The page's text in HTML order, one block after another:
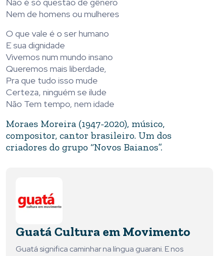
Não é só questão de gênero
Nem de homens ou mulheres
O que vale é o ser humano
E sua dignidade
Vivemos num mundo insano
Queremos mais liberdade,
Pra que tudo isso mude
Certeza, ninguém se ilude
Não Tem tempo, nem idade
Moraes Moreira (1947-2020), músico,
compositor, cantor brasileiro. Um dos
criadores do grupo “Novos Baianos”.
Guatá Cultura em Movimento
Guatá significa caminhar na língua guarani. E nos